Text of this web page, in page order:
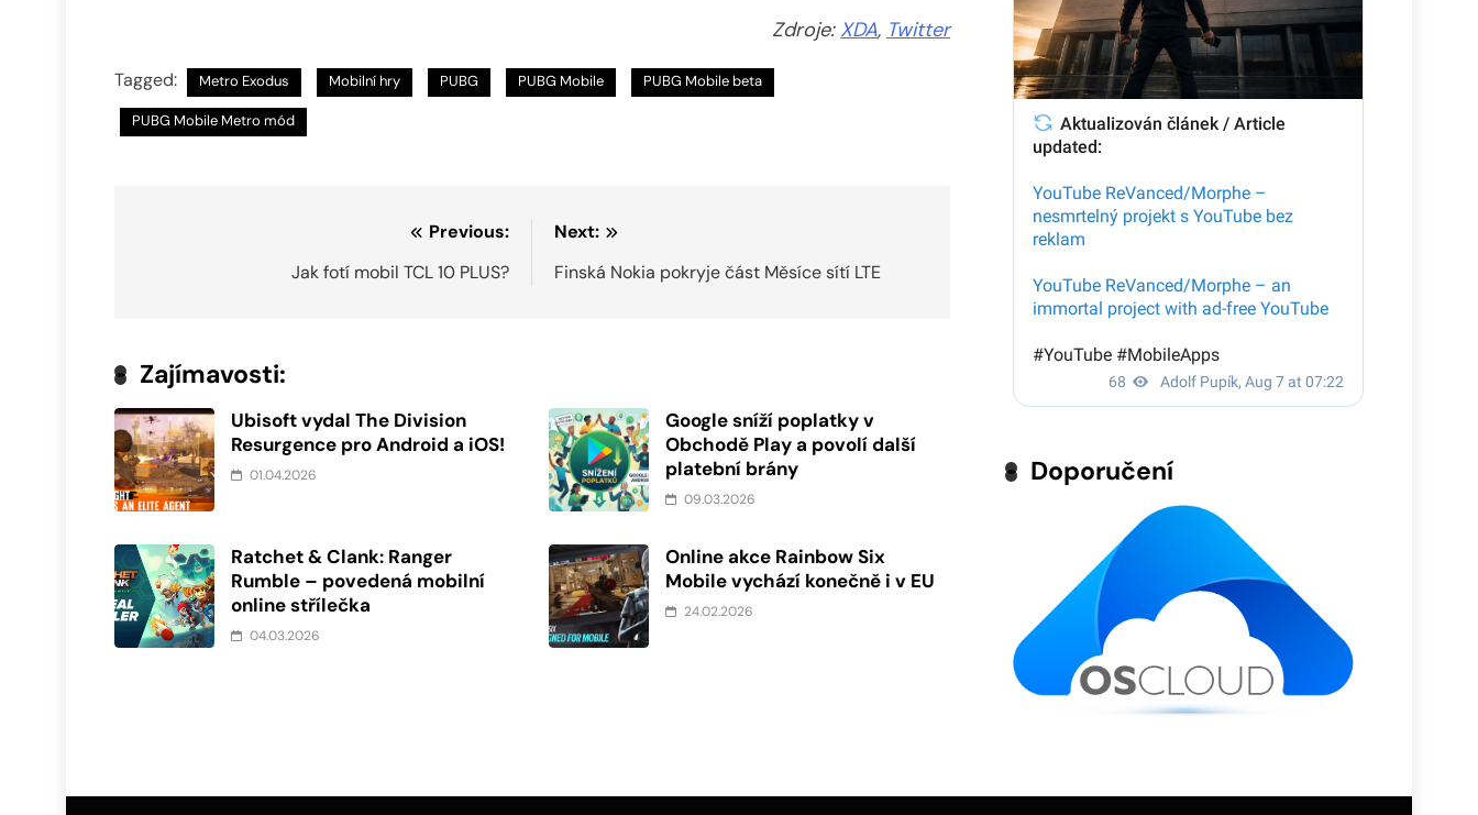
Zdroje: XDA, Twitter
Tagged: Metro Exodus Mobilní hry PUBG PUBG Mobile PUBG Mobile beta
PUBG Mobile Metro mód
Previous:
Jak fotí mobil TCL 10 PLUS?
Next:
Finská Nokia pokryje část Měsíce sítí LTE
Zajímavosti:
Ubisoft vydal The Division
Resurgence pro Android a iOS!
01.04.2026
Google sníží poplatky v
Obchodě Play a povolí další
platební brány
09.03.2026
Ratchet & Clank: Ranger
Rumble – povedená mobilní
online střílečka
04.03.2026
Online akce Rainbow Six
Mobile vychází konečně i v EU
24.02.2026
Doporučení